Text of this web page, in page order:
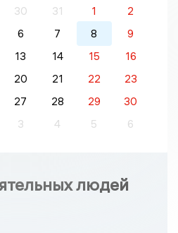
30 31 1
2
6 7 8
9
13 14 15
16
20 21 22
23
27 28 29
30
3 4 5 6
людей